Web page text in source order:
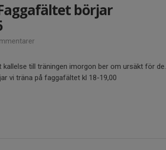
börjar
till träningen imorgon ber om ursäkt för de.
vi träna på faggafältet kl 18-19,00